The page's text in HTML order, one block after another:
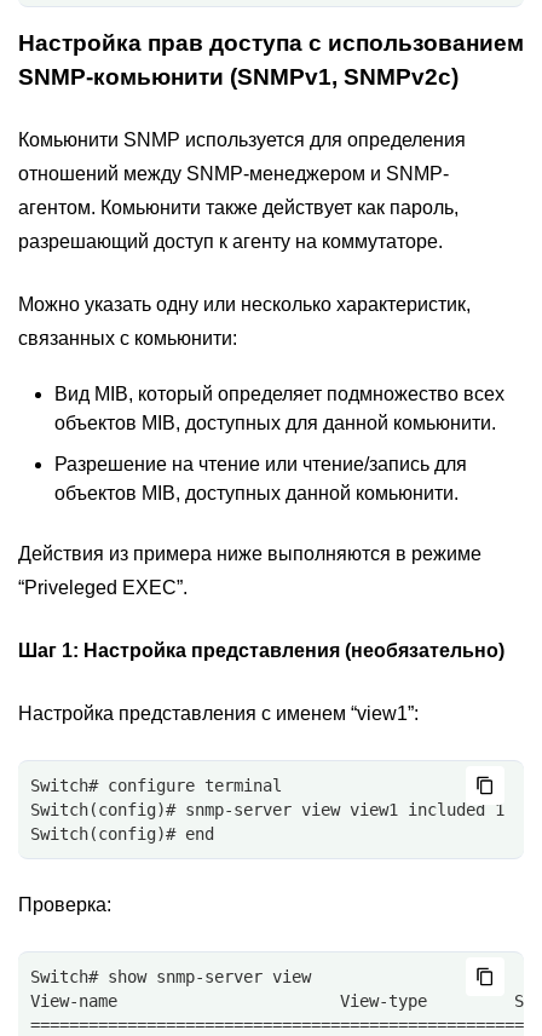
Настройка прав доступа с использованием
SNMP-комьюнити (SNMPv1, SNMPv2c)
Комьюнити SNMP используется для определения
отношений между SNMP-менеджером и SNMP-
агентом. Комьюнити также действует как пароль,
разрешающий доступ к агенту на коммутаторе.
Можно указать одну или несколько характеристик,
связанных с комьюнити:
Вид MIB, который определяет подмножество всех
объектов MIB, доступных для данной комьюнити.
Разрешение на чтение или чтение/запись для
объектов MIB, доступных данной комьюнити.
Действия из примера ниже выполняются в режиме
“Priveleged EXEC”.
Шаг 1: Настройка представления (необязательно)
Настройка представления с именем “view1”:
Switch# configure terminal
Switch(config)# snmp-server view view1 included 1
Switch(config)# end
Проверка:
Switch# show snmp-server view
View-name                       View-type